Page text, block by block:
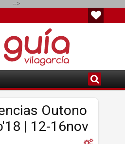
-->
Outono
| 12-16nov